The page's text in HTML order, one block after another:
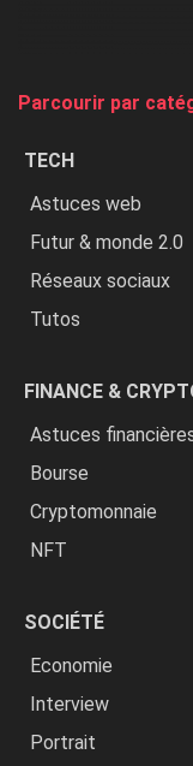
Parcourir par
TECH
Astuces web
Futur & monde 2.0
Réseaux sociaux
Tutos
FINANCE &
Astuces
Bourse
Cryptomonnaie
NFT
SOCIÉTÉ
Economie
Interview
Portrait